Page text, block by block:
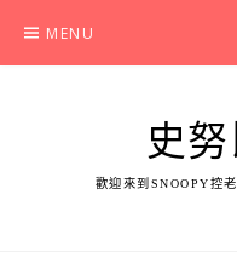
content
MENU
史
歡迎來到SNOOPY控